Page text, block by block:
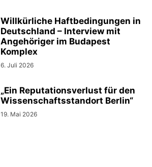
Willkürliche Haftbedingungen in
Deutschland – Interview mit
Angehöriger im Budapest
Komplex
6. Juli 2026
„Ein Reputationsverlust für den
Wissenschaftsstandort Berlin“
19. Mai 2026